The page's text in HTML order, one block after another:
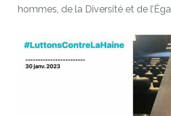
hommes, de la Diversité et de